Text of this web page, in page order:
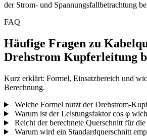
der Strom- und Spannungsfallbetrachtung
FAQ
Häufige Fragen zu
Drehstrom Kupferleitung
Kurz erklärt: Formel, Einsatzbereich und
Berechnung.
Welche Formel nutzt der Drehstrom-
Warum ist der Leistungsfaktor cos φ
Reicht der berechnete Querschnitt für
Warum wird ein Standardquerschnitt